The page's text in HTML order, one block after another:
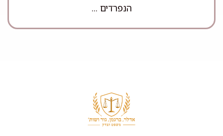
הנפרדים ...